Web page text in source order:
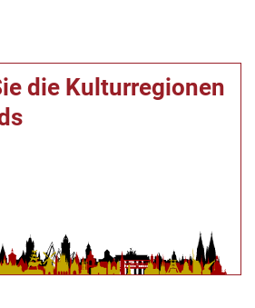
die Kulturregionen